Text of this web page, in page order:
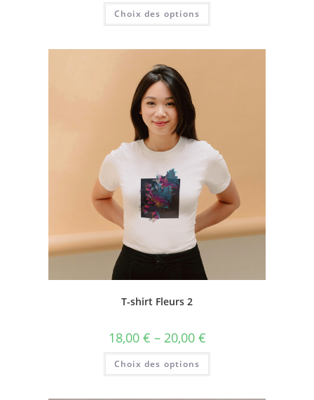
Choix des options
T-shirt Fleurs 2
18,00 € – 20,00 €
Choix des options